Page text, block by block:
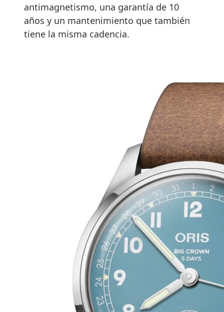
antimagnetismo, una garantía de 10
años y un mantenimiento que también
tiene la misma cadencia.